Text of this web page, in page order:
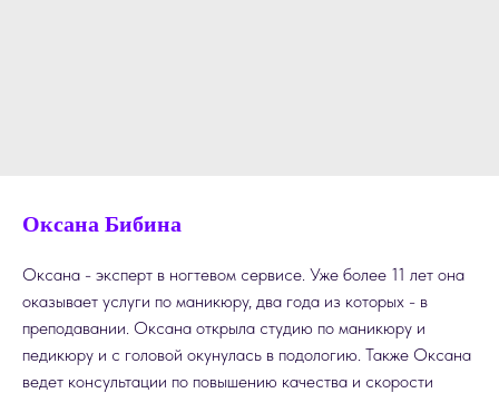
Оксана Бибина
Оксана - эксперт в ногтевом сервисе. Уже более 11 лет она
оказывает услуги по маникюру, два года из которых - в
преподавании. Оксана открыла студию по маникюру и
педикюру и с головой окунулась в подологию. Также Оксана
ведет консультации по повышению качества и скорости